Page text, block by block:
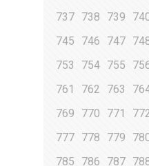
737 738 739
745
746 747
753
754 755
761
762 763
769
770 771 772
777 778 779
785
786 787